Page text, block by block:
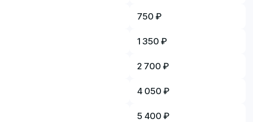
750 ₽
1 350 ₽
2 700 ₽
4 050 ₽
5 400 ₽